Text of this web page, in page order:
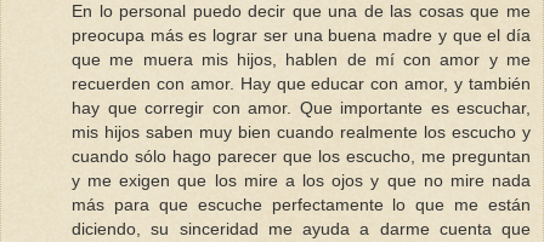
En lo personal puedo decir que una de las cosas que me
preocupa más es lograr ser una buena madre y que el día
que me muera mis hijos, hablen de mí con amor y me
recuerden con amor. Hay que educar con amor, y también
hay que corregir con amor. Que importante es escuchar,
mis hijos saben muy bien cuando realmente los escucho y
cuando sólo hago parecer que los escucho, me preguntan
y me exigen que los mire a los ojos y que no mire nada
más para que escuche perfectamente lo que me están
diciendo, su sinceridad me ayuda a darme cuenta que